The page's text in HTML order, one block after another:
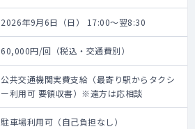
2026年9月6日（日） 17:00～翌8:30
60,000円/回（税込・交通費別）
公共交通機関実費支給（最寄り駅からタクシ
ー利用可 要領収書）※遠方は応相談
駐車場利用可（自己負担なし）